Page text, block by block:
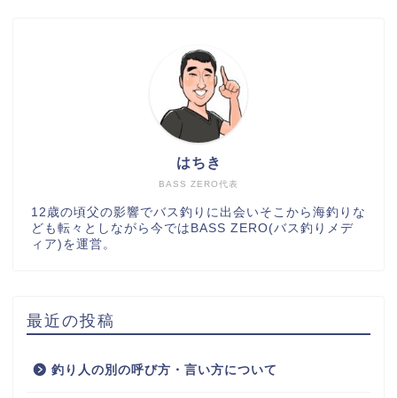
BASS ZERO代表
はちき
12歳の頃父の影響でバス釣りに出会いそこから海釣りな
ども転々としながら今ではBASS ZERO(バス釣りメデ
ィア)を運営。
最近の投稿
釣り人の別の呼び方・言い方について